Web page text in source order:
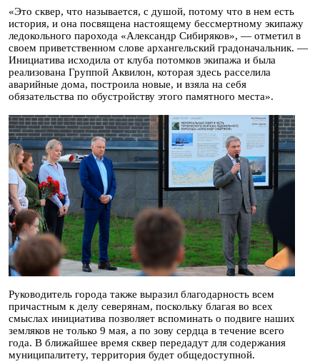
«Это сквер, что называется, с душой, потому что в нем есть
история, и она посвящена настоящему бессмертному экипажу
ледокольного парохода «Александр Сибиряков», — отметил в
своем приветственном слове архангельский градоначальник. —
Инициатива исходила от клуба потомков экипажа и была
реализована Группой Аквилон, которая здесь расселила
аварийные дома, построила новые, и взяла на себя
обязательства по обустройству этого памятного места».
Руководитель города также выразил благодарность всем
причастным к делу северянам, поскольку благая во всех
смыслах инициатива позволяет вспоминать о подвиге наших
земляков не только 9 мая, а по зову сердца в течение всего
года. В ближайшее время сквер передадут для содержания
муниципалитету, территория будет общедоступной.